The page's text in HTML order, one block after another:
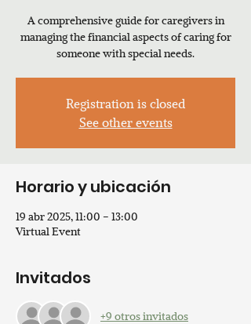
A comprehensive guide for caregivers in
managing the financial aspects of caring for
someone with special needs.
Registration is closed
See other events
Horario y ubicación
19 abr 2025, 11:00 – 13:00
Virtual Event
Invitados
+9 otros invitados